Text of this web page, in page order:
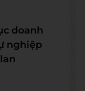
doanh
nghiệp